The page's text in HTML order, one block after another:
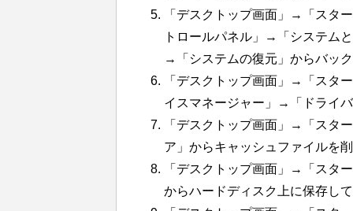
「デスクトップ画面」→「スタ
トロールパネル」→「システム
→「システムの復元」からバッ
「デスクトップ画面」→「スタ
イスマネージャー」→「ドライ
「デスクトップ画面」→「スタ
ア」からキャッシュファイルを
「デスクトップ画面」→「スタ
からハードディスク上に保存し